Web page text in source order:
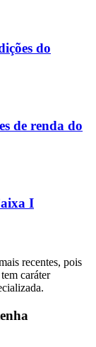
do
de renda do
I
recentes, pois
caráter